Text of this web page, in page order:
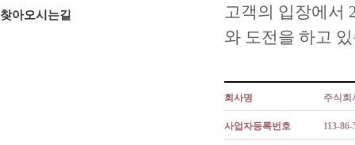
찾아오시는길
고객의 입장에서
와 도전을 하고
회사명 주식회
사업자등록번호 113-